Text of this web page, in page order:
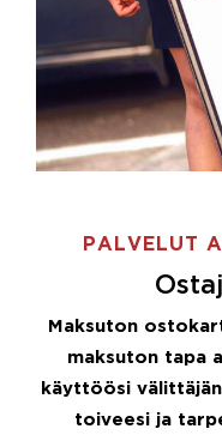
PALVELUT
Maksuton
maksuton tapa
käyttöösi
toiveesi ja